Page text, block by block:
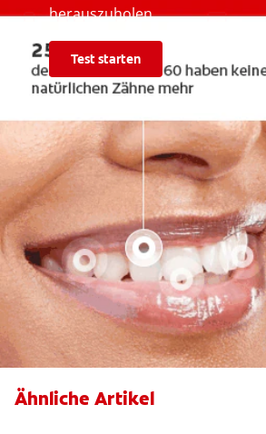
herauszuholen.
Test starten
Ähnliche Artikel